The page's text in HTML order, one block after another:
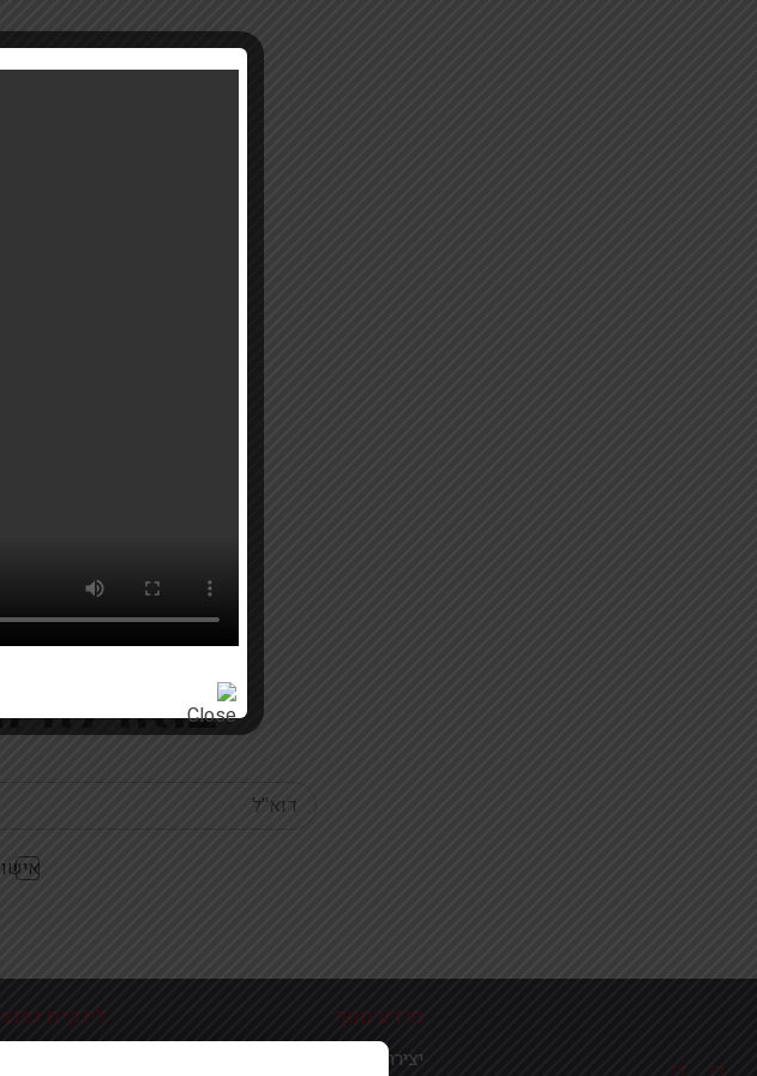
רוצים להתעדכן
בואו
Your email
מידע נוסף
יצירת קשר
לינקים